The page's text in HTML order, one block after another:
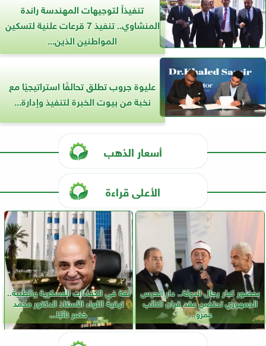
تنفيذاً لتوجيهات المهندسة راندة
المنشاوي.. تنفيذ 7 قرعات علنية لتسكين
المواطنين الذين...
عليوة جروب تطلق تحالفًا استراتيجيًا مع
نخبة من بيوت الخبرة لتنفيذ وإدارة...
أسعار الذهب
الأعلى قراءة
بحضور كبار رجال الدولة.. دار الحرس
الجمهوري تحتضن عقد قران النائب
عمرو...
ثقة في الكفاءات العسكرية والطبية..
ترقية اللواء الأستاذ الدكتور محمد
خضر نائبًا...